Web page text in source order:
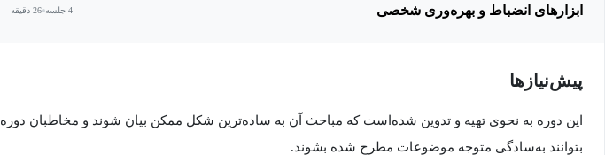
ابزارهای انضباط و بهره‌وری شخصی 4 جلسه 26 دقیقه
پیش‌نیاز‌ها
این دوره به نحوی تهیه و تدوین شده‌است که مباحث آن به ساده‌ترین شکل ممکن بیان شوند و مخاطبان دوره
بتوانند به‌سادگی متوجه موضوعات مطرح شده بشوند.